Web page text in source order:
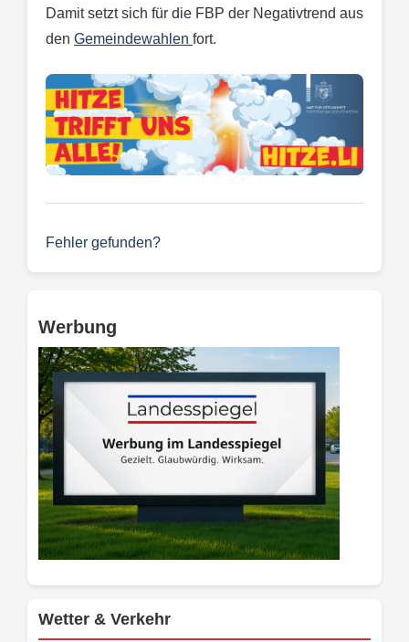
Damit setzt sich für die FBP der Negativtrend aus
den Gemeindewahlen fort.
Fehler gefunden?
Werbung
Wetter & Verkehr